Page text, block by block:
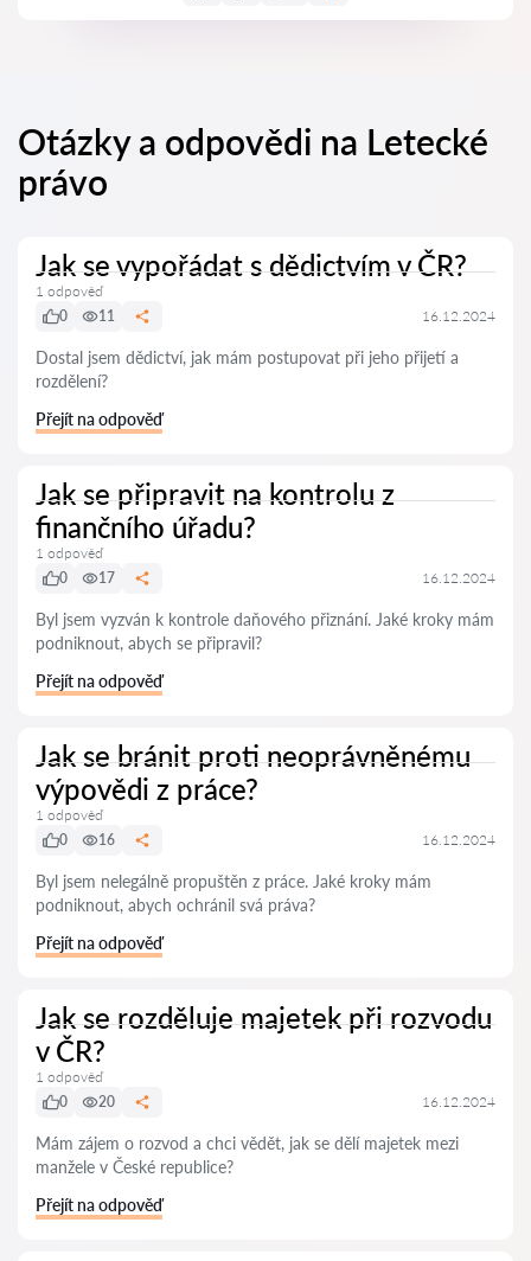
Otázky a odpovědi na Letecké
právo
Jak se vypořádat s dědictvím v ČR?
1 odpověď
0
11 16.12.2024
Dostal jsem dědictví, jak mám postupovat při jeho přijetí a
rozdělení?
Přejít na odpověď
Jak se připravit na kontrolu z
finančního úřadu?
1 odpověď
0
17 16.12.2024
Byl jsem vyzván k kontrole daňového přiznání. Jaké kroky mám
podniknout, abych se připravil?
Přejít na odpověď
Jak se bránit proti neoprávněnému
výpovědi z práce?
1 odpověď
0
16 16.12.2024
Byl jsem nelegálně propuštěn z práce. Jaké kroky mám
podniknout, abych ochránil svá práva?
Přejít na odpověď
Jak se rozděluje majetek při rozvodu
v ČR?
1 odpověď
0
20 16.12.2024
Mám zájem o rozvod a chci vědět, jak se dělí majetek mezi
manžele v České republice?
Přejít na odpověď